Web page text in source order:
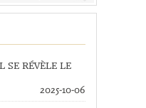
SE RÉVÈLE LE
2025-10-06